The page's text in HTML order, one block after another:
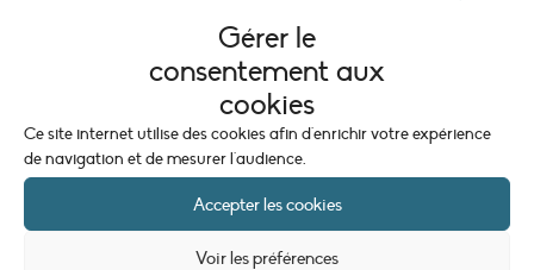
Gérer le
consentement aux
cookies
Ce site internet utilise des cookies afin d'enrichir votre expérience
de navigation et de mesurer l'audience.
Accepter les cookies
Voir les préférences
INFORMATIONS LÉGALES
Mentions légales
Politique de cookies (UE)